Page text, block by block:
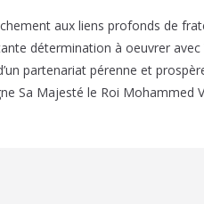
aux liens profonds de
détermination à oeuvrer
partenariat pérenne et
Sa Majesté le Roi Mohammed